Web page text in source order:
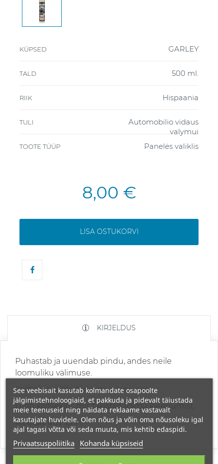
KÜPSED GARLEY
TALD 500 ml.
RIIK Hispaania
TULI
Automobilio vidaus
valymui
TOOTE TÜÜP Panelės valiklis
8,00 €
LISA OSTUKORVI
KIRJELDUS
Puhastab ja uuendab pindu, andes neile
loomuliku välimuse.
Kaitseb plastikut värvimuutuse eest.
Loob kaitsekihi, mis takistab tolmu kleepumist.
Meeldiv uus lõhn.
See veebisait kasutab kolmandate osapoolte
jälgimistehnoloogiaid, et pakkuda ja pidevalt täiustada
meie teenuseid ning näidata reklaame vastavalt
kasutajate huvidele. Olen nõus ja võin oma nõusoleku igal
ajal tagasi võtta või seda muuta, mis kehtib edaspidi.
Privaatsuspoliitika Kohanda küpsiseid